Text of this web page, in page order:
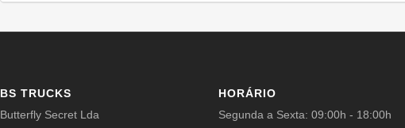
BS TRUCKS
Butterfly Secret Lda
HORÁRIO
Segunda a Sexta: 09:00h - 18:00h